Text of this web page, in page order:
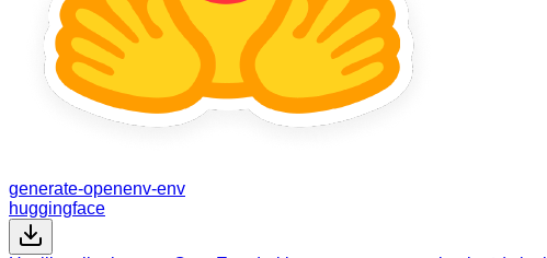
generate-openenv-env
huggingface